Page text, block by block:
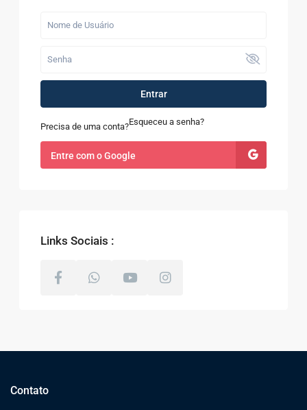
Entrar
Precisa de uma conta?Esqueceu a senha?
Entre com o Google
Links Sociais :
Contato